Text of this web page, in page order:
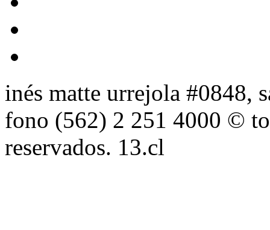
inés matte urrejola #0848,
fono (562) 2 251 4000 ©
reservados. 13.cl